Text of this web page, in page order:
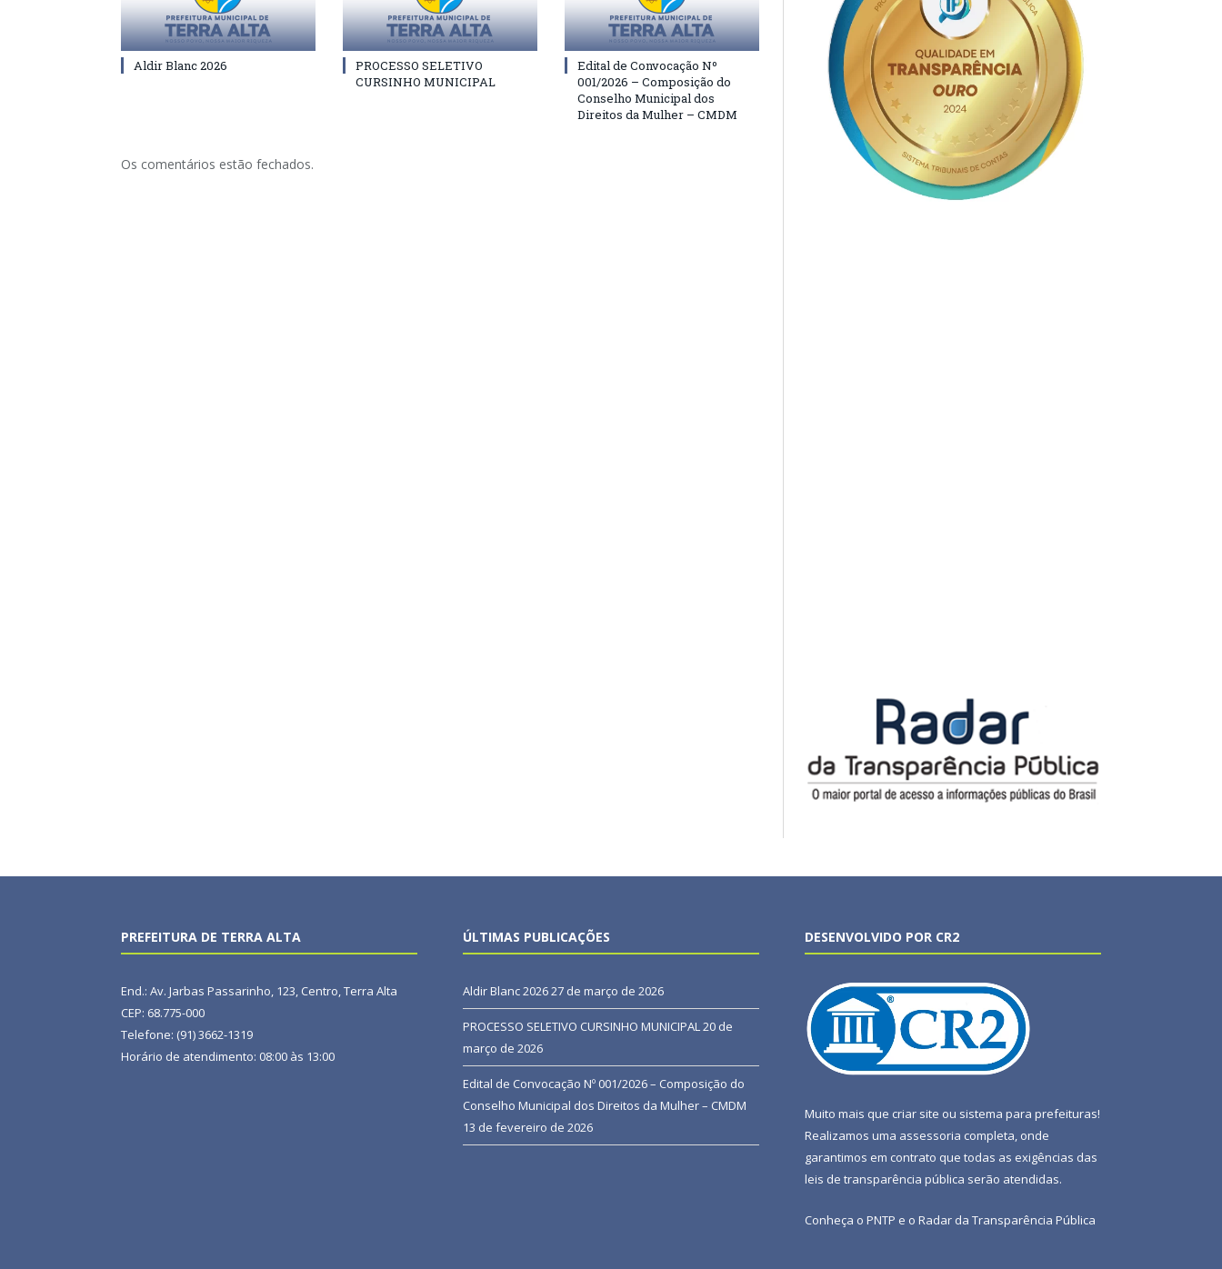
Aldir Blanc 2026
PROCESSO SELETIVO
CURSINHO MUNICIPAL
Edital de Convocação Nº
001/2026 – Composição do
Conselho Municipal dos
Direitos da Mulher – CMDM
Os comentários estão fechados.
PREFEITURA DE TERRA ALTA
End.: Av. Jarbas Passarinho, 123, Centro, Terra Alta
CEP: 68.775-000
Telefone: (91) 3662-1319
Horário de atendimento: 08:00 às 13:00
ÚLTIMAS PUBLICAÇÕES
Aldir Blanc 202627 de março de 2026
PROCESSO SELETIVO CURSINHO MUNICIPAL20 de
março de 2026
Edital de Convocação Nº 001/2026 – Composição do
Conselho Municipal dos Direitos da Mulher – CMDM
13 de fevereiro de 2026
DESENVOLVIDO POR CR2
Muito mais que criar site ou sistema para prefeituras!
Realizamos uma assessoria completa, onde
garantimos em contrato que todas as exigências das
leis de transparência pública serão atendidas.
Conheça o PNTP e o Radar da Transparência Pública